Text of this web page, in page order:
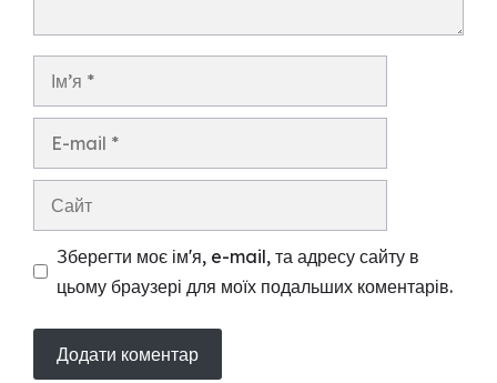
Зберегти моє ім'я, e-mail, та адресу сайту в
цьому браузері для моїх подальших коментарів.